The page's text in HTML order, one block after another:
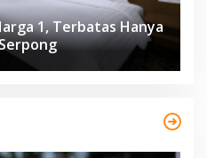
1, Terbatas Hanya